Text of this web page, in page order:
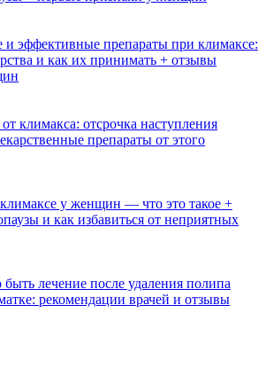
эффективные препараты при климаксе:
и как их принимать + отзывы
климакса: отсрочка наступления
препараты от этого
у женщин — что это такое +
и как избавиться от неприятных
лечение после удаления полипа
рекомендации врачей и отзывы